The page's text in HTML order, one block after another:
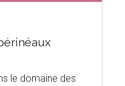
le domaine des